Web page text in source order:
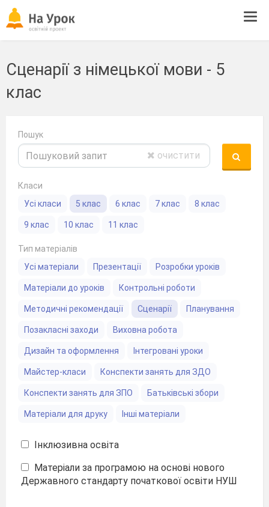
Сценарії з німецької мови - 5
клас
Пошук
очистити
Класи
Усі класи
5 клас 6 клас 7 клас 8 клас
9 клас 10 клас 11 клас
Тип матеріалів
Усі матеріали
Презентації Розробки уроків
Матеріали до уроків Контрольні роботи
Методичні рекомендації Сценарії Планування
Позакласні заходи Виховна робота
Дизайн та оформлення Інтегровані уроки
Майстер-класи Конспекти занять для ЗДО
Конспекти занять для ЗПО Батьківські збори
Матеріали для друку Інші матеріали
Інклюзивна освіта
Матеріали за програмою на основі нового
Державного стандарту початкової освіти НУШ